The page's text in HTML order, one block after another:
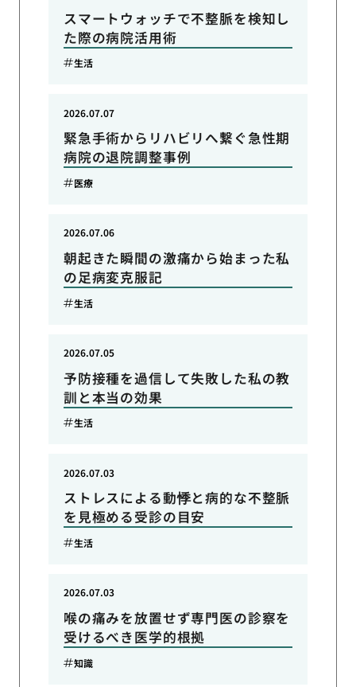
スマートウォッチで不整脈を検知し
た際の病院活用術
生活
緊急手術からリハビリへ繋ぐ急性期
病院の退院調整事例
2026.07.07
医療
朝起きた瞬間の激痛から始まった私
の足病変克服記
2026.07.06
生活
予防接種を過信して失敗した私の教
訓と本当の効果
2026.07.05
生活
ストレスによる動悸と病的な不整脈
を見極める受診の目安
2026.07.03
生活
喉の痛みを放置せず専門医の診察を
受けるべき医学的根拠
2026.07.03
知識